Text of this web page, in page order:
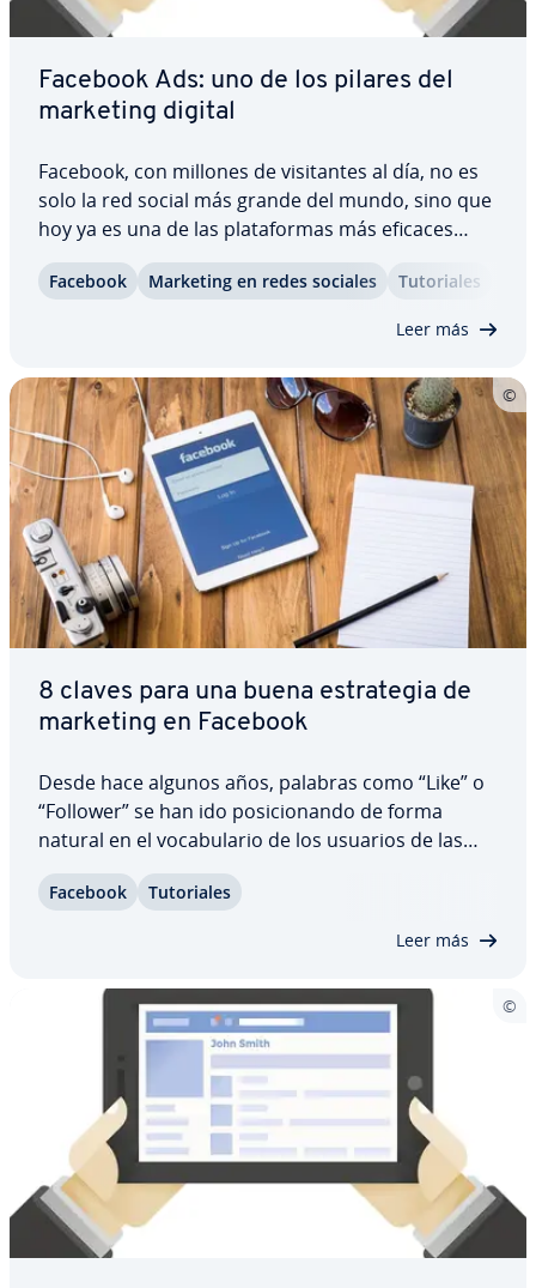
Facebook Ads: uno de los pilares del
marketing digital
Facebook, con millones de vi­si­ta­n­tes al día, no es
solo la red social más grande del mundo, sino que
hoy ya es una de las pla­ta­fo­r­mas más eficaces
para la pu­bli­ci­dad online. Los ad­mi­ni­s­tra­do­res de
una Fanpage pueden se­le­c­cio­nar mediante una
Facebook Marketing en redes sociales Tu­to­ria­les
Leer más
8 claves para una buena es­tra­te­gia de
marketing en Facebook
Desde hace algunos años, palabras como “Like” o
“Follower” se han ido po­si­cio­na­n­do de forma
natural en el vo­ca­bu­la­rio de los usuarios de las
marketing en las empresas, estas palabras son la
Facebook Tu­to­ria­les
Leer más